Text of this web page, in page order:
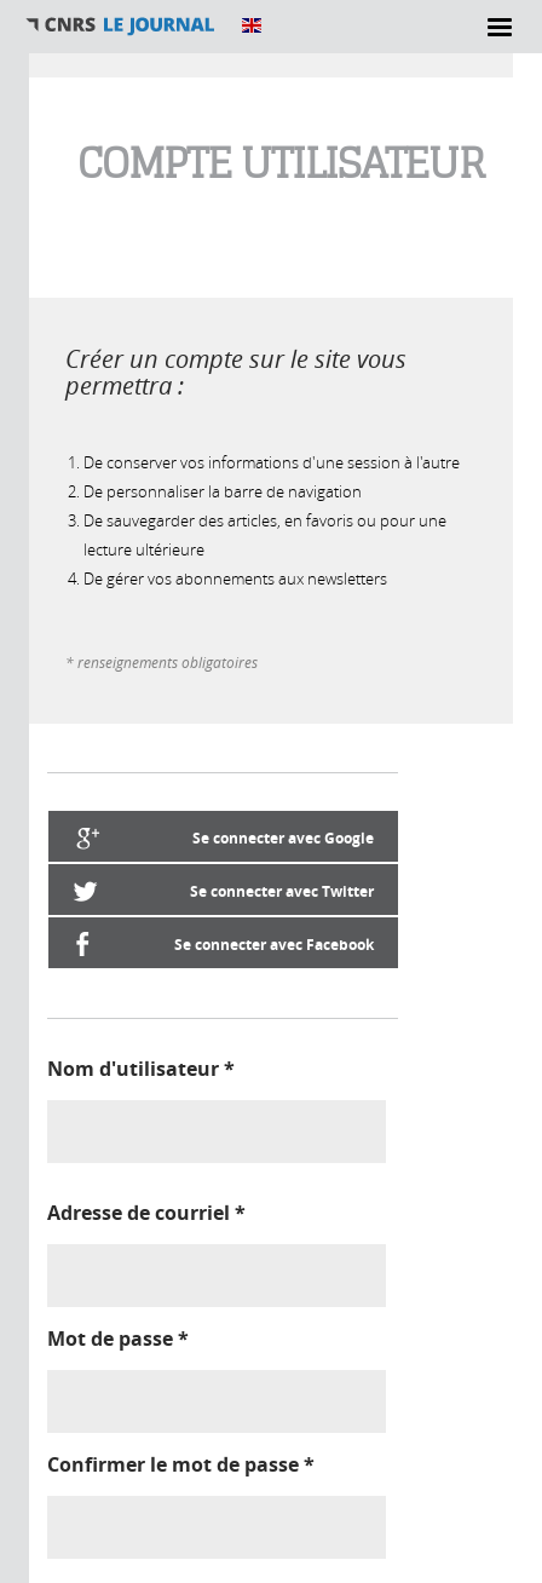
COMPTE UTILISATEUR
Créer un compte sur le site vous
permettra :
De conserver vos informations d'une session à l'autre
De personnaliser la barre de navigation
De sauvegarder des articles, en favoris ou pour une
lecture ultérieure
De gérer vos abonnements aux newsletters
* renseignements obligatoires
Se connecter avec Google
Se connecter avec Twitter
Se connecter avec Facebook
Nom d'utilisateur*
Adresse de courriel *
Mot de passe*
Confirmer le mot de passe*